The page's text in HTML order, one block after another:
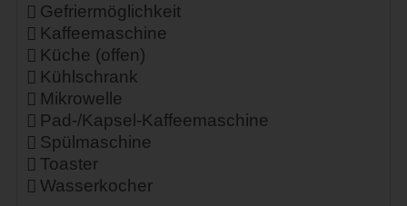
Gefriermöglichkeit
Kaffeemaschine
Küche (offen)
Kühlschrank
Mikrowelle
Pad-/Kapsel-Kaffeemaschine
Spülmaschine
Toaster
Wasserkocher